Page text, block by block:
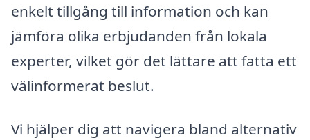
enkelt tillgång till information och kan
jämföra olika erbjudanden från lokala
experter, vilket gör det lättare att fatta ett
välinformerat beslut.
Vi hjälper dig att navigera bland alternativ